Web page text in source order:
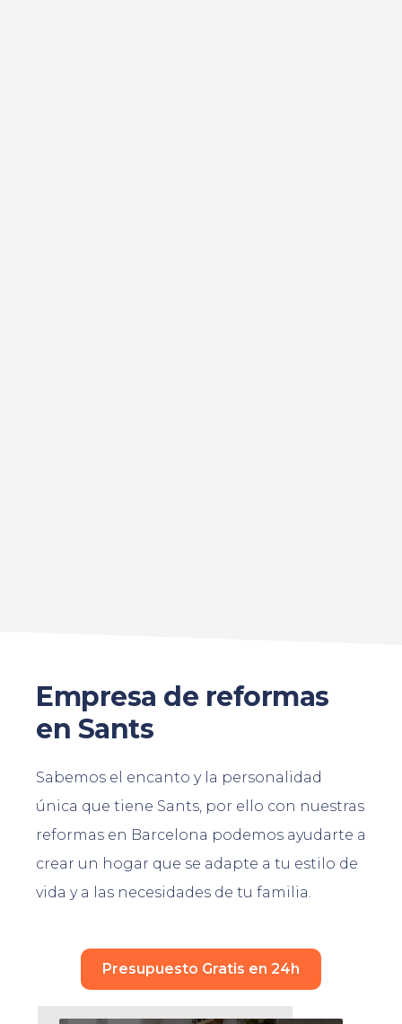
Empresa de reformas
en Sants
Sabemos el encanto y la personalidad
única que tiene Sants, por ello con nuestras
reformas en Barcelona podemos ayudarte a
crear un hogar que se adapte a tu estilo de
vida y a las necesidades de tu familia.
Presupuesto Gratis en 24h